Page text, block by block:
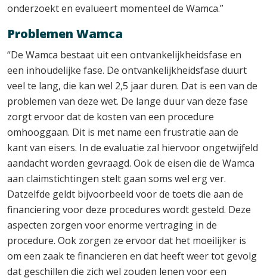
onderzoekt en evalueert momenteel de Wamca.”
Problemen Wamca
“De Wamca bestaat uit een ontvankelijkheidsfase en
een inhoudelijke fase. De ontvankelijkheidsfase duurt
veel te lang, die kan wel 2,5 jaar duren. Dat is een van de
problemen van deze wet. De lange duur van deze fase
zorgt ervoor dat de kosten van een procedure
omhooggaan. Dit is met name een frustratie aan de
kant van eisers. In de evaluatie zal hiervoor ongetwijfeld
aandacht worden gevraagd. Ook de eisen die de Wamca
aan claimstichtingen stelt gaan soms wel erg ver.
Datzelfde geldt bijvoorbeeld voor de toets die aan de
financiering voor deze procedures wordt gesteld. Deze
aspecten zorgen voor enorme vertraging in de
procedure. Ook zorgen ze ervoor dat het moeilijker is
om een zaak te financieren en dat heeft weer tot gevolg
dat geschillen die zich wel zouden lenen voor een